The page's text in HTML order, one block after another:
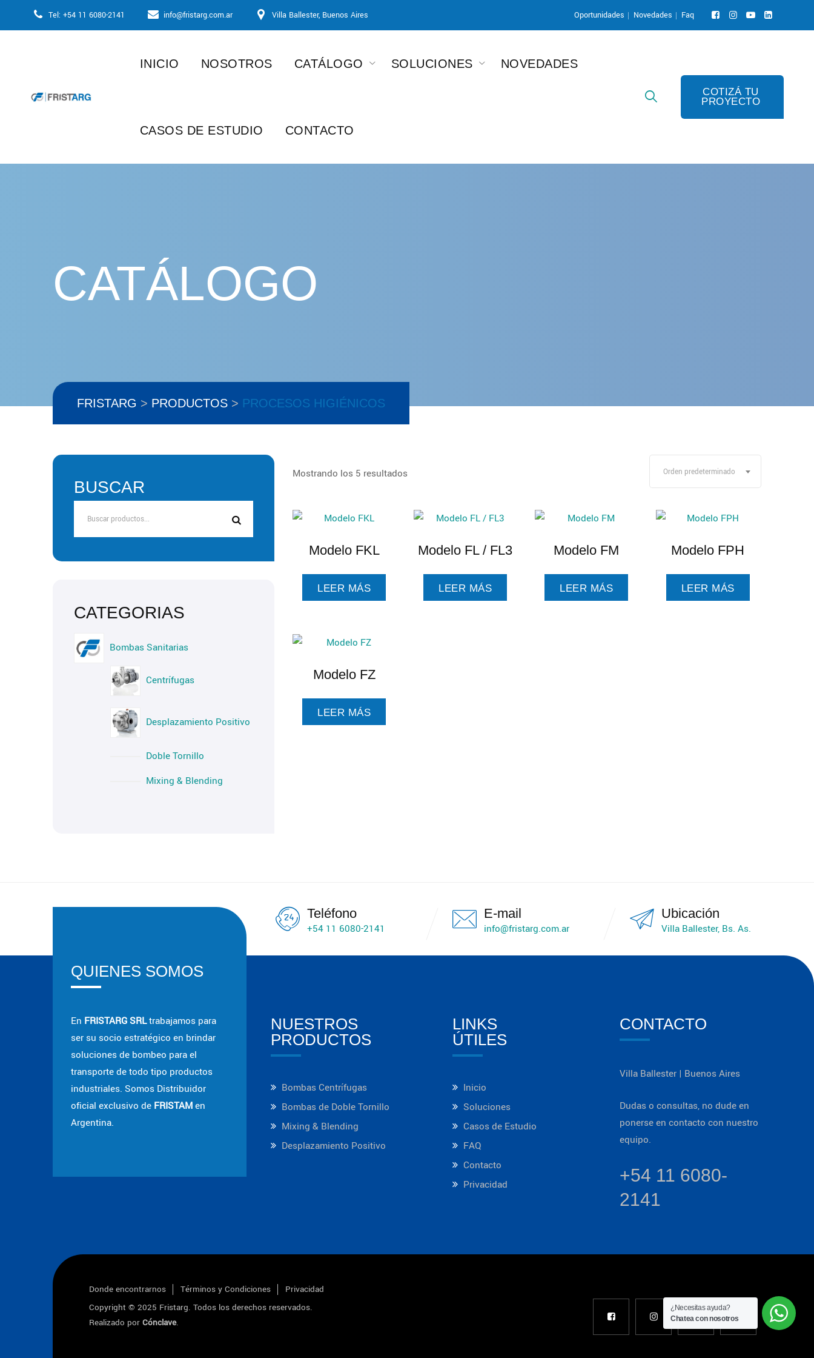
Tel: +54 11 6080-2141 info@fristarg.com.ar Villa Ballester, Buenos Aires Oportunidades Novedades Faq
INICIO NOSOTROS CATÁLOGO SOLUCIONES NOVEDADES
CASOS DE ESTUDIO CONTACTO
COTIZÁ TU
PROYECTO
CATÁLOGO
FRISTARG > PRODUCTOS > PROCESOS HIGIÉNICOS
Mostrando los 5 resultados Orden predeterminado
Modelo FKL
LEER MÁS
Modelo FL / FL3
LEER MÁS
Modelo FM
LEER MÁS
Modelo FPH
LEER MÁS
Modelo FZ
LEER MÁS
BUSCAR
Bombas Sanitarias
Centrífugas
Desplazamiento Positivo
Doble Tornillo
Mixing & Blending
Teléfono
+54 11 6080-2141
E-mail
info@fristarg.com.ar
Ubicación
Villa Ballester, Bs. As.
QUIENES SOMOS
En FRISTARG SRLtrabajamos para
ser su socio estratégico en brindar
soluciones de bombeo para el
transporte de todo tipo productos
industriales. Somos Distribuidor
oficial exclusivo de FRISTAMen
Argentina.
NUESTROS
PRODUCTOS
Bombas Centrífugas
Bombas de Doble Tornillo
Mixing & Blending
Desplazamiento Positivo
LINKS
ÚTILES
Inicio
Soluciones
Casos de Estudio
FAQ
Contacto
Privacidad
CONTACTO
Villa Ballester | Buenos Aires
Dudas o consultas, no dude en
ponerse en contacto con nuestro
equipo.
+54 11 6080-
2141
Donde encontrarnos Términos y Condiciones
Privacidad
Copyright © 2025 Fristarg. Todos los derechos reservados.
Realizado por Cónclave.
¿Necesitas ayuda?
Chatea con nosotros